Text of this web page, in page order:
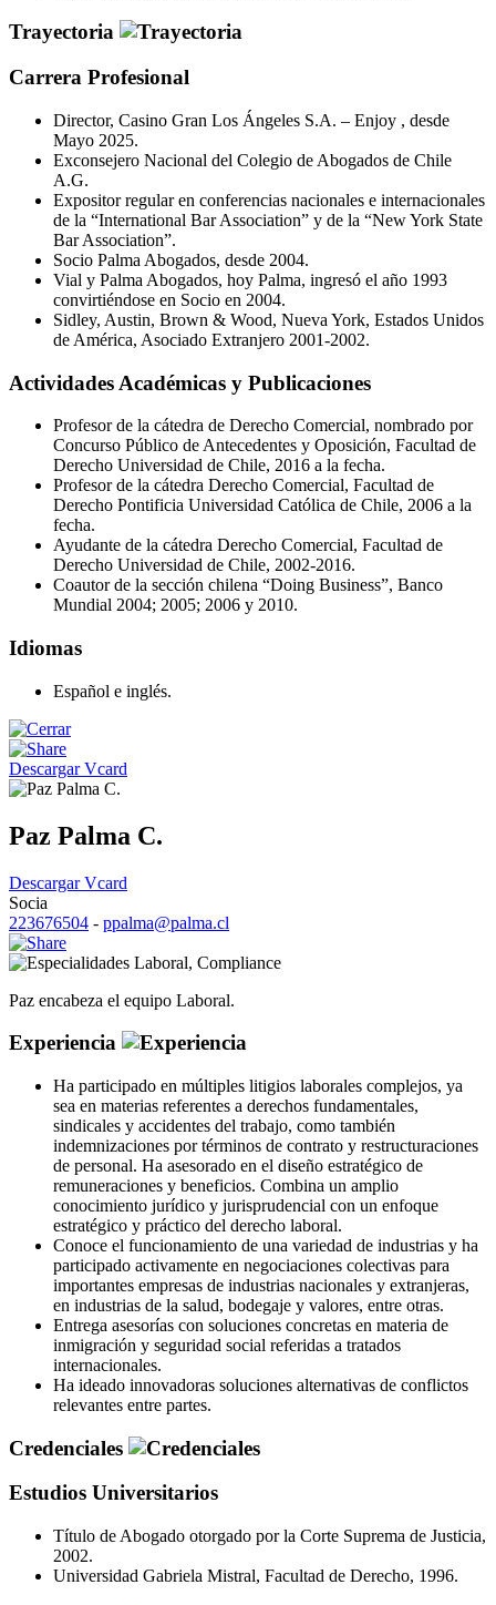
Trayectoria
Carrera Profesional
Director, Casino Gran Los Ángeles S.A. – Enjoy , desde
Mayo 2025.
Exconsejero Nacional del Colegio de Abogados de Chile
A.G.
Expositor regular en conferencias nacionales e internacionales
de la “International Bar Association” y de la “New York State
Bar Association”.
Socio Palma Abogados, desde 2004.
Vial y Palma Abogados, hoy Palma, ingresó el año 1993
convirtiéndose en Socio en 2004.
Sidley, Austin, Brown & Wood, Nueva York, Estados Unidos
de América, Asociado Extranjero 2001-2002.
Actividades Académicas y Publicaciones
Profesor de la cátedra de Derecho Comercial, nombrado por
Concurso Público de Antecedentes y Oposición, Facultad de
Derecho Universidad de Chile, 2016 a la fecha.
Profesor de la cátedra Derecho Comercial, Facultad de
Derecho Pontificia Universidad Católica de Chile, 2006 a la
fecha.
Ayudante de la cátedra Derecho Comercial, Facultad de
Derecho Universidad de Chile, 2002-2016.
Coautor de la sección chilena “Doing Business”, Banco
Mundial 2004; 2005; 2006 y 2010.
Idiomas
Español e inglés.
Descargar Vcard
Paz Palma C.
Descargar Vcard
Socia
223676504 - ppalma@palma.cl
Laboral, Compliance
Paz encabeza el equipo Laboral.
Experiencia
Ha participado en múltiples litigios laborales complejos, ya
sea en materias referentes a derechos fundamentales,
sindicales y accidentes del trabajo, como también
indemnizaciones por términos de contrato y restructuraciones
de personal. Ha asesorado en el diseño estratégico de
remuneraciones y beneficios. Combina un amplio
conocimiento jurídico y jurisprudencial con un enfoque
estratégico y práctico del derecho laboral.
Conoce el funcionamiento de una variedad de industrias y ha
participado activamente en negociaciones colectivas para
importantes empresas de industrias nacionales y extranjeras,
en industrias de la salud, bodegaje y valores, entre otras.
Entrega asesorías con soluciones concretas en materia de
inmigración y seguridad social referidas a tratados
internacionales.
Ha ideado innovadoras soluciones alternativas de conflictos
relevantes entre partes.
Credenciales
Estudios Universitarios
Título de Abogado otorgado por la Corte Suprema de Justicia,
2002.
Universidad Gabriela Mistral, Facultad de Derecho, 1996.